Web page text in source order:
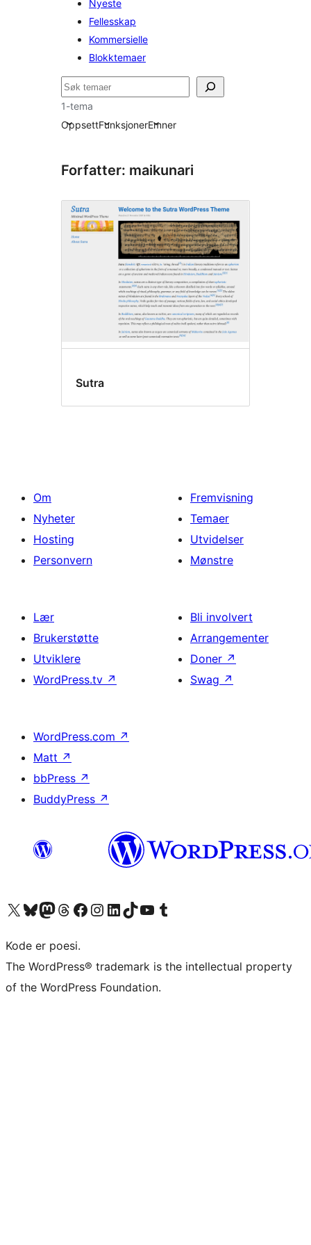
Nyeste
Fellesskap
Kommersielle
Blokktemaer
Søk
1-tema
OppsettFunksjonerEmner
Forfatter: maikunari
Sutra
Om
Nyheter
Hosting
Personvern
Fremvisning
Temaer
Utvidelser
Mønstre
Lær
Brukerstøtte
Utviklere
WordPress.tv ↗
Bli involvert
Arrangementer
Doner ↗
Swag ↗
WordPress.com ↗
Matt ↗
bbPress ↗
BuddyPress ↗
Besøk vår konto på X Visit our Bluesky account
Besøk vår Mastodon-konto
Visit our Threads account
Besøk vår Facebook-sideBesøk vår Instagram-konto
Besøk vår LinkedIn-konto
Visit our TikTok account
Visit our YouTube channel
Visit our Tumblr account
Kode er poesi.
The WordPress® trademark is the intellectual property
of the WordPress Foundation.